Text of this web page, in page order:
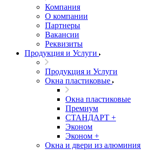
Компания
О компании
Партнеры
Вакансии
Реквизиты
Продукция и Услуги
Продукция и Услуги
Окна пластиковые
Окна пластиковые
Премиум
СТАНДАРТ +
Эконом
Эконом +
Окна и двери из алюминия